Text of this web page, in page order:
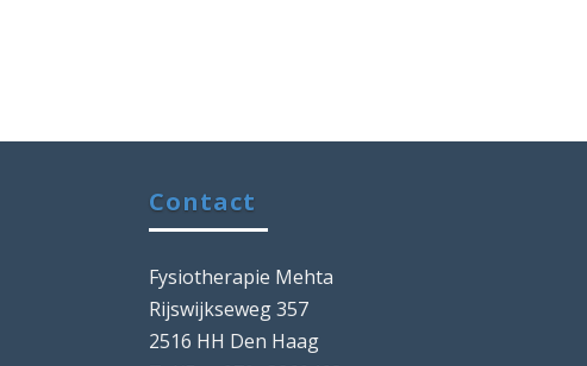
Contact
Fysiotherapie Mehta
Rijswijkseweg 357
2516 HH Den Haag